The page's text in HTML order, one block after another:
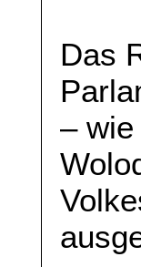
Das
–